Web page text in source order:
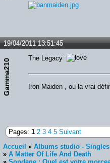
19/04/2011 13:51:45
Gamma210 The Legacy
Iron Maiden , ou la vrai
Pages: 1 2 3 4 5 Suivant
Accueil » Albums studio -
» A Matter Of Life And Death